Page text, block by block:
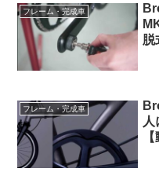
フレーム・完成車
脱
フレーム・完成車